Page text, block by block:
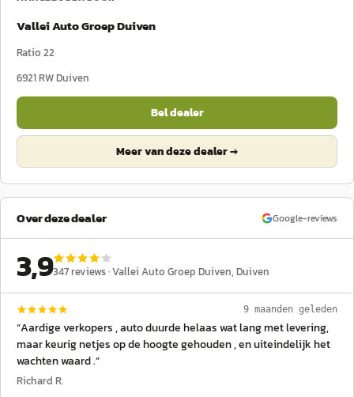
Vallei Auto Groep Duiven
Ratio 22
6921 RWDuiven
Bel dealer
Meer van deze dealer →
Over deze dealer Google-reviews
3,9347reviews ·Vallei Auto Groep Duiven, Duiven
9 maanden geleden
“Aardige verkopers , auto duurde helaas wat lang met levering,
maar keurig netjes op de hoogte gehouden , en uiteindelijk het
wachten waard .”
Richard R.